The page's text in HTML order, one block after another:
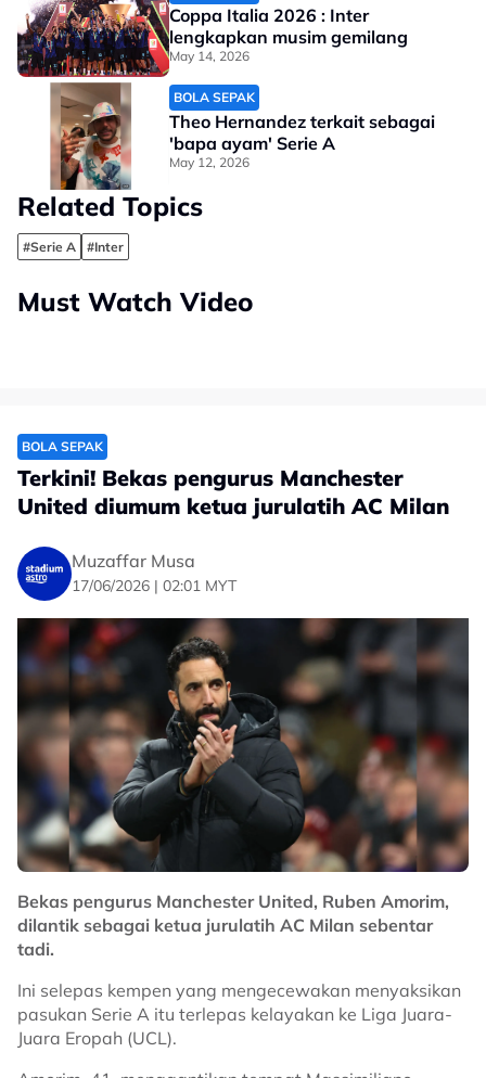
Coppa Italia 2026 : Inter
lengkapkan musim gemilang
May 14, 2026
BOLA SEPAK
Theo Hernandez terkait sebagai
'bapa ayam' Serie A
May 12, 2026
Related Topics
#Serie A #Inter
Must Watch Video
BOLA SEPAK
Terkini! Bekas pengurus Manchester
United diumum ketua jurulatih AC Milan
Muzaffar Musa
17/06/2026 | 02:01 MYT
Bekas pengurus Manchester United, Ruben Amorim,
dilantik sebagai ketua jurulatih AC Milan sebentar
tadi.
Ini selepas kempen yang mengecewakan menyaksikan
pasukan Serie A itu terlepas kelayakan ke Liga Juara-
Juara Eropah (UCL).